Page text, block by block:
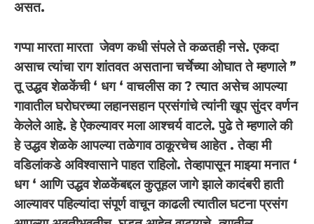
असत.
गप्पा मारता मारता जेवण कधी संपले ते कळतही नसे. एकदा
असाच त्यांचा राग शांतवत असताना चर्चेच्या ओघात ते म्हणाले ”
तू उद्धव शेळकेंची ‘ धग ‘ वाचलीस का ? त्यात असेच आपल्या
गावातील घरोघरच्या लहानसहान प्रसंगांचे त्यांनी खूप सुंदर वर्णन
केलेले आहे. हे ऐकल्यावर मला आश्चर्य वाटले. पुढे ते म्हणाले की
हे उद्धव शेळके आपल्या तळेगाव ठाकूरचेच आहेत . तेव्हा मी
वडिलांकडे अविश्वासाने पाहत राहिलो. तेव्हापासून माझ्या मनात ‘
धग ‘ आणि उद्धव शेळकेंबद्दल कुतूहल जागे झाले कादंबरी हाती
आल्यावर पहिल्यांदा संपूर्ण वाचून काढली त्यातील घटना प्रसंग